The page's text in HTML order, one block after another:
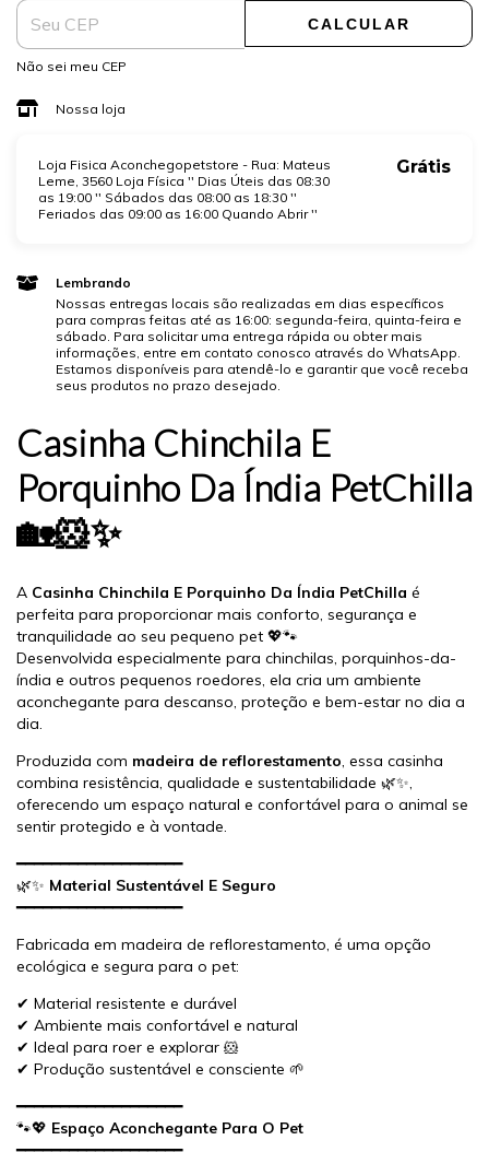
CALCULAR
Não sei meu CEP
Nossa loja
Loja Fisica Aconchegopetstore - Rua: Mateus
Leme, 3560 Loja Física '' Dias Úteis das 08:30
as 19:00 '' Sábados das 08:00 as 18:30 ''
Feriados das 09:00 as 16:00 Quando Abrir ''
Grátis
Lembrando
Nossas entregas locais são realizadas em dias específicos
para compras feitas até as 16:00: segunda-feira, quinta-feira e
sábado. Para solicitar uma entrega rápida ou obter mais
informações, entre em contato conosco através do WhatsApp.
Estamos disponíveis para atendê-lo e garantir que você receba
seus produtos no prazo desejado.
Casinha Chinchila E
Porquinho Da Índia PetChilla
🏡🐹✨
A Casinha Chinchila E Porquinho Da Índia PetChilla é
perfeita para proporcionar mais conforto, segurança e
tranquilidade ao seu pequeno pet 💖🐾
Desenvolvida especialmente para chinchilas, porquinhos-da-
índia e outros pequenos roedores, ela cria um ambiente
aconchegante para descanso, proteção e bem-estar no dia a
dia.
Produzida com madeira de reflorestamento, essa casinha
combina resistência, qualidade e sustentabilidade 🌿✨,
oferecendo um espaço natural e confortável para o animal se
sentir protegido e à vontade.
━━━━━━━━━━━━━━━━━━━
🌿✨ Material Sustentável E Seguro
━━━━━━━━━━━━━━━━━━━
Fabricada em madeira de reflorestamento, é uma opção
ecológica e segura para o pet:
✔ Material resistente e durável
✔ Ambiente mais confortável e natural
✔ Ideal para roer e explorar 🐹
✔ Produção sustentável e consciente 🌱
━━━━━━━━━━━━━━━━━━━
🐾💖 Espaço Aconchegante Para O Pet